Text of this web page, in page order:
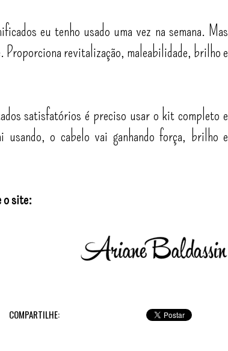
eu tenho usado uma vez na semana. Mas
revitalização, maleabilidade, brilho e
satisfatórios é preciso usar o kit completo e
o cabelo vai ganhando força, brilho e
o site:
COMPARTILHE: